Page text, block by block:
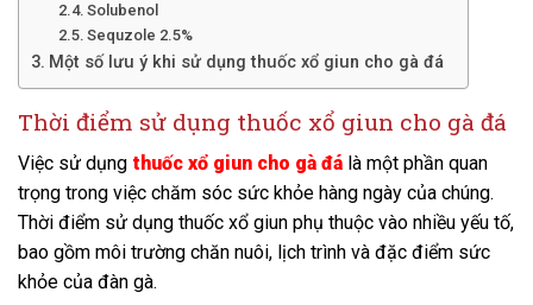
Solubenol
Sequzole 2.5%
Một số lưu ý khi sử dụng thuốc xổ giun cho gà đá
Thời điểm sử dụng thuốc xổ giun cho gà đá
Việc sử dụng thuốc xổ giun cho gà đá là một phần quan
trọng trong việc chăm sóc sức khỏe hàng ngày của chúng.
Thời điểm sử dụng thuốc xổ giun phụ thuộc vào nhiều yếu tố,
bao gồm môi trường chăn nuôi, lịch trình và đặc điểm sức
khỏe của đàn gà.